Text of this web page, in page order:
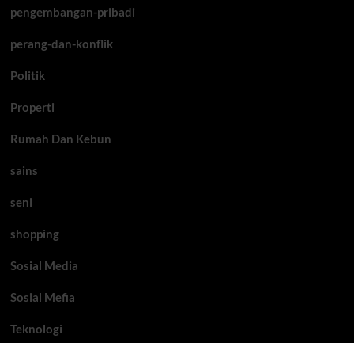
pengembangan-pribadi
perang-dan-konflik
Politik
Properti
Rumah Dan Kebun
sains
seni
shopping
Sosial Media
Sosial Mefia
Teknologi